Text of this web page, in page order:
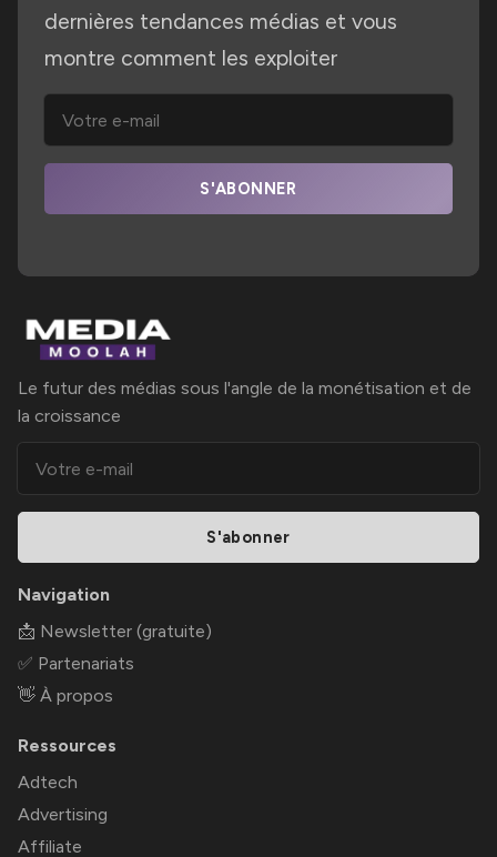
dernières tendances médias et vous
montre comment les exploiter
S'ABONNER
Le futur des médias sous l'angle de la monétisation et de
la croissance
S'abonner
Navigation
📩 Newsletter (gratuite)
✅ Partenariats
👋 À propos
Ressources
Adtech
Advertising
Affiliate